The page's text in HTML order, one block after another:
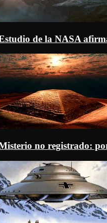
de la NASA
no registrado: